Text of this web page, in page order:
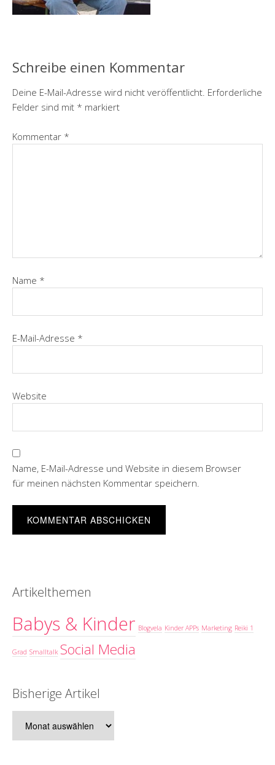
Schreibe einen Kommentar
Deine E-Mail-Adresse wird nicht veröffentlicht. Erforderliche
Felder sind mit * markiert
Kommentar *
Name *
E-Mail-Adresse *
Website
Name, E-Mail-Adresse und Website in diesem Browser
für meinen nächsten Kommentar speichern.
Artikelthemen
Babys & Kinder Blogvela Kinder APPs Marketing Reiki 1
Grad Smalltalk Social Media
Bisherige Artikel
Artikel